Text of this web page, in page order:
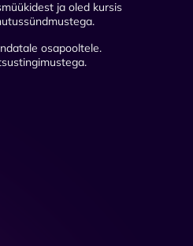
ja oled kursis
osapooltele.